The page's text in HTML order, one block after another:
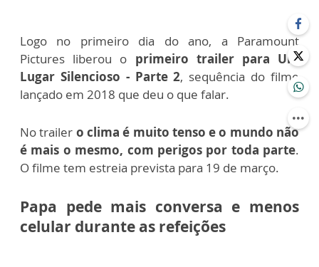
Logo no primeiro dia do ano, a Paramount
Pictures liberou o primeiro trailer para Um
Lugar Silencioso - Parte 2, sequência do filme
lançado em 2018 que deu o que falar.
No trailer o clima é muito tenso e o mundo não
é mais o mesmo, com perigos por toda parte.
O filme tem estreia prevista para 19 de março.
Papa pede mais conversa e menos
celular durante as refeições